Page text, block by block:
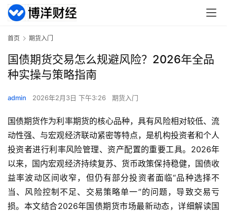
首页 期货入门
国债期货交易怎么规避风险？2026年全品
种实操与策略指南
admin 2026年2月3日 下午3:26 期货入门
国债期货作为利率期货的核心品种，具有风险相对较低、流
动性强、与宏观经济联动紧密等特点，是机构投资者和个人
投资者进行利率风险管理、资产配置的重要工具。2026年
以来，国内宏观经济持续复苏、货币政策保持稳健，国债收
益率波动区间收窄，但仍有部分投资者面临“品种选择不
当、风险控制不足、交易策略单一”的问题，导致交易亏
损。本文结合2026年国债期货市场最新动态，详细解读国